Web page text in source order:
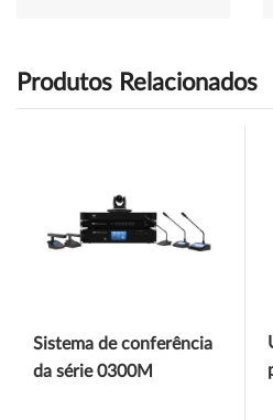
Produtos Relacionados
Sistema de conferência
da série 0300M